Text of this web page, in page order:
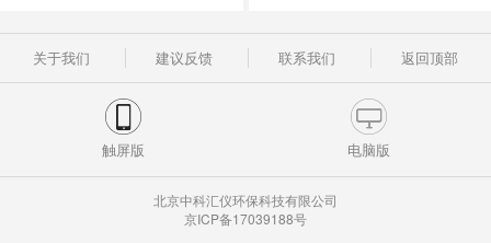
关于我们 建议反馈 联系我们 返回顶部
触屏版 电脑版
北京中科汇仪环保科技有限公司
京ICP备17039188号